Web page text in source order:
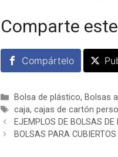
Comparte
Compártelo
Categorías
Bolsa de plástico,Bolsas
Etiquetas
caja,cajas de cartón
EJEMPLOS DE BOLSAS
BOLSAS PARA